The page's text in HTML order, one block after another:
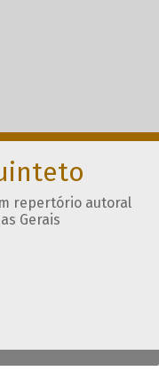
repertório autoral
Gerais